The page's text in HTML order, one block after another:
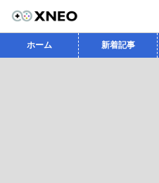
ホーム 新着記事